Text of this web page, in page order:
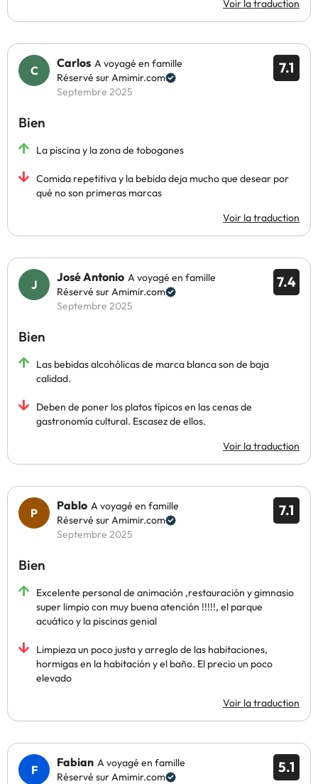
Voir la traduction
7.1
Carlos A voyagé en famille
Réservé sur Amimir.com
Septembre 2025
Bien
La piscina y la zona de toboganes
Comida repetitiva y la bebida deja mucho que desear por
qué no son primeras marcas
Voir la traduction
7.4
José Antonio A voyagé en famille
Réservé sur Amimir.com
Septembre 2025
Bien
Las bebidas alcohólicas de marca blanca son de baja
calidad.
Deben de poner los platos típicos en las cenas de
gastronomía cultural. Escasez de ellos.
Voir la traduction
7.1
Pablo A voyagé en famille
Réservé sur Amimir.com
Septembre 2025
Bien
Excelente personal de animación ,restauración y gimnasio
super limpio con muy buena atención !!!!!, el parque
acuático y la piscinas genial
Limpieza un poco justa y arreglo de las habitaciones,
hormigas en la habitación y el baño. El precio un poco
elevado
Voir la traduction
5.1
Fabian A voyagé en famille
Réservé sur Amimir.com